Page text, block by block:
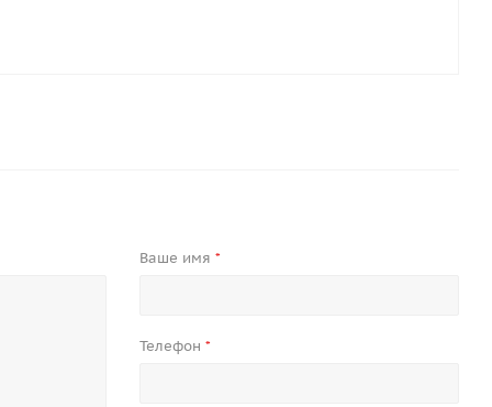
Ваше имя*
Телефон*